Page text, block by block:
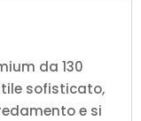
da 130
sofisticato,
e si